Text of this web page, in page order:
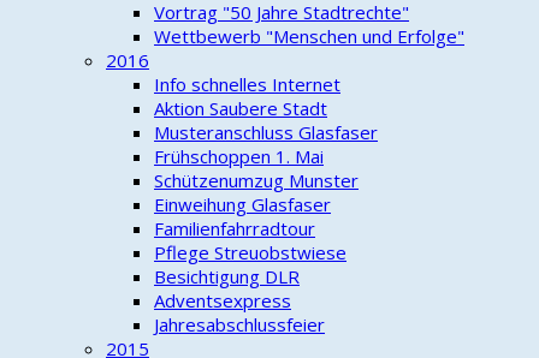
Vortrag "50 Jahre Stadtrechte"
Wettbewerb "Menschen und Erfolge"
2016
Info schnelles Internet
Aktion Saubere Stadt
Musteranschluss Glasfaser
Frühschoppen 1. Mai
Schützenumzug Munster
Einweihung Glasfaser
Familienfahrradtour
Pflege Streuobstwiese
Besichtigung DLR
Adventsexpress
Jahresabschlussfeier
2015